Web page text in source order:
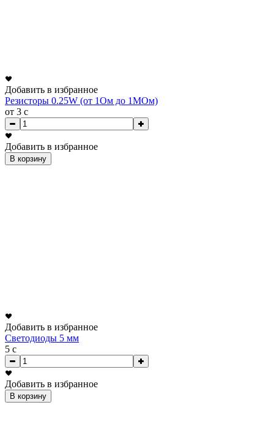
Добавить в избранное
Резисторы 0.25W (от 1Ом до 1МОм)
от 3 c
Добавить в избранное
В корзину
Добавить в избранное
Светодиоды 5 мм
5 c
Добавить в избранное
В корзину